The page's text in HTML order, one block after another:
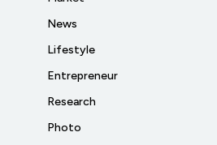
News
Lifestyle
Entrepreneur
Research
Photo